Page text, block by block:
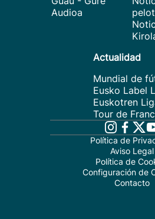
Audioa
Actualidad
Mundial de
Eusko Label
Euskotren
Tour de
Política de
Aviso Legal
Política de
Configuración de
Contacto